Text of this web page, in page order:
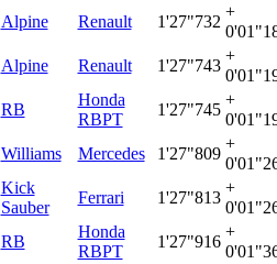
Alpine Renault 1'27"732
+
Alpine Renault 1'27"743
+
RB
Honda
RBPT
1'27"745
+
Williams Mercedes 1'27"809
+
Kick
Sauber
Ferrari 1'27"813
+
RB
Honda
RBPT
1'27"916
+